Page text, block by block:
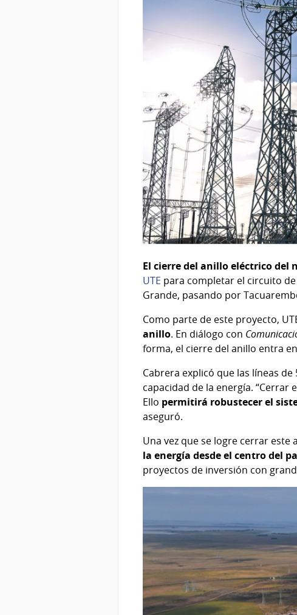
El cierre del anillo eléctrico
UTE para completar el circuito
Grande, pasando por
Como parte de este proyecto,
anillo. En diálogo con
forma, el cierre del anillo entra
Cabrera explicó que las líneas
capacidad de la energía. “Cerrar
Ello permitirá robustecer el
aseguró.
Una vez que se logre cerrar este
la energía desde el centro del
proyectos de inversión con